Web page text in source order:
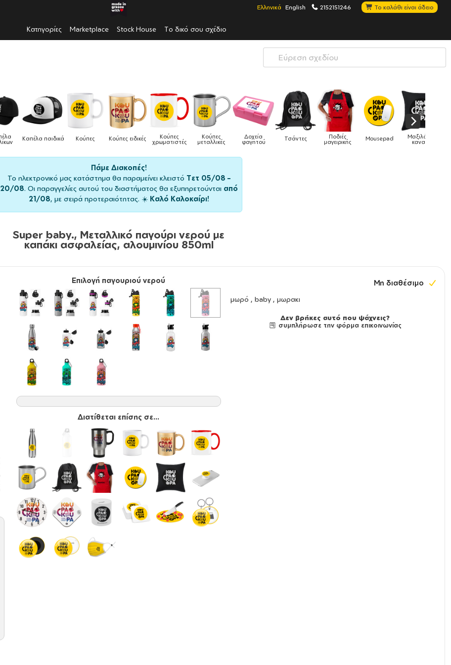
Ελληνικά English 2152151246 Το καλάθι είναι άδειο
Κατηγορίες Marketplace Stock House Το δικό σου σχέδιο
Κούπες ειδικές Κούπες
χρωματιστές
Κούπες
μεταλλικές
Δοχεία
φαγητού Τσάντες μαγειρικής Mousepad Μαξιλάρια
καναπέ Phone Holders Ρολόγια
Πάμε Διακοπές!
Το ηλεκτρονικό μας κατάστημα θα παραμείνει κλειστό Τετ 05/08 –
20/08. Οι παραγγελίες αυτού του διαστήματος θα εξυπηρετούνται από
21/08, με σειρά προτεραιότητας. ☀️ Καλό Καλοκαίρι!
Super baby., Μεταλλικό παγούρι νερού με
καπάκι ασφαλείας, αλουμινίου 850ml
Επιλογή παγουριού νερού
Διατίθεται επίσης σε...
Μη διαθέσιμο
μωρό , baby , μωρακι
Δεν βρήκες αυτό που ψάχνεις?
συμπλήρωσε την φόρμα επικοινωνίας